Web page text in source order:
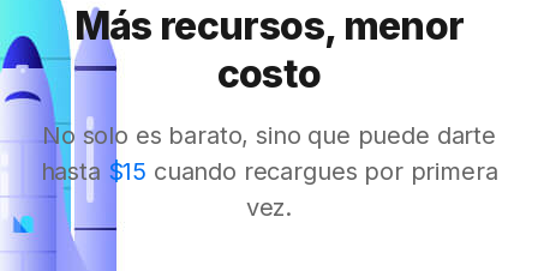
Más recursos, menor
costo
No solo es barato, sino que puede darte
hasta $15 cuando recargues por primera
vez.